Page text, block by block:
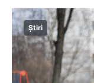
Știri